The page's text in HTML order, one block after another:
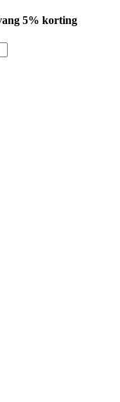
5% korting